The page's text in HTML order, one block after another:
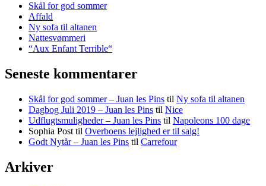
Skål for god sommer
Affald
Ny sofa til altanen
Nattesvømmeri
“Aux Enfant Terrible“
Seneste kommentarer
Skål for god sommer – Juan les Pins til Ny sofa til altanen
Dagbog Juli 2019 – Juan les Pins til Nice
Udflugtsmuligheder – Juan les Pins til Napoleons 100 dage
Sophia Post til Overboens lejlighed er til salg!
Godt Nytår – Juan les Pins til Carrefour
Arkiver